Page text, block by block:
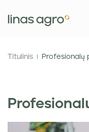
Titulinis Profesionalų